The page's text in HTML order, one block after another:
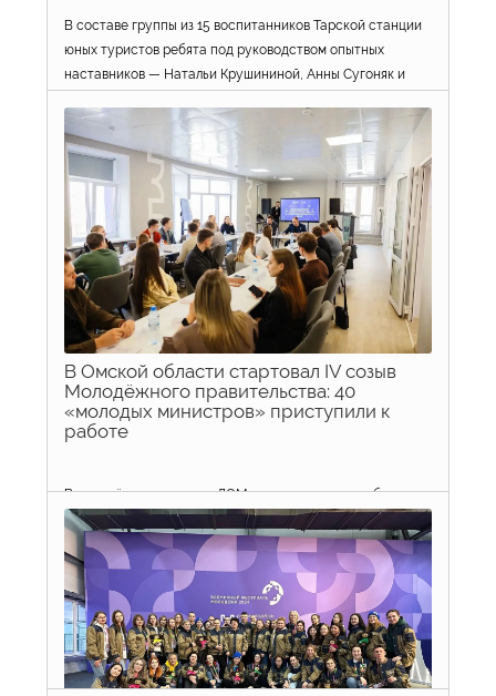
В составе группы из 15 воспитанников Тарской станции
юных туристов ребята под руководством опытных
наставников — Натальи Крушининой, Анны Сугоняк и
выезд в национальный парк «Зюраткуль». Для юных
путешественников это стало не просто походом, а
настоящим открытием: они узнали, что с башкирского
«Зюраткуль» переводится как «Сердце-озеро», и теперь
уверены — это место действительно ощущается
сердцем.
13 апреля 2026 г.
просмотров: 173
В Омской области стартовал IV созыв
Молодёжного правительства: 40
«молодых министров» приступили к
работе
В молодёжном центре «ДОМ» прошла первая рабочая
встреча нового состава Молодёжного правительства
при губернаторе Омской области. Участники IV созыва
познакомились друг с другом, представили свои проекты
и обсудили планы с ключевыми региональными
чиновниками.
8 апреля 2026 г.
просмотров: 181